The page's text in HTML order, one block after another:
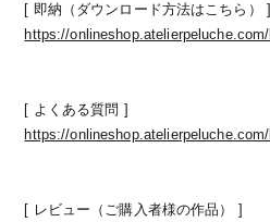
[ 即納（ダウンロード方法はこちら） ]
https://
[ よくある質問 ]
https://
[ レビュー（ご購入者様の作品） ]